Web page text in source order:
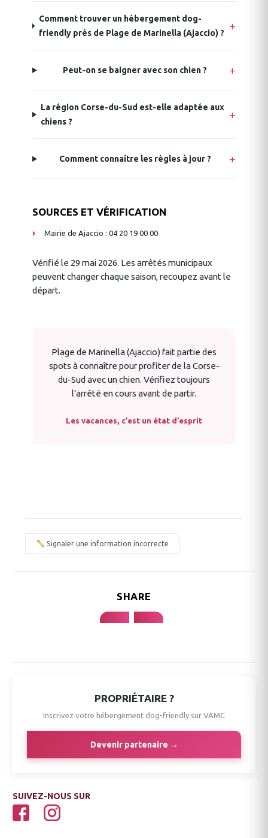
Comment trouver un hébergement dog-
friendly près de Plage de Marinella (Ajaccio) ?
Peut-on se baigner avec son chien ?
La région Corse-du-Sud est-elle adaptée aux
chiens ?
Comment connaître les règles à jour ?
SOURCES ET VÉRIFICATION
Mairie de Ajaccio : 04 20 19 00 00
Vérifié le 29 mai 2026. Les arrêtés municipaux
peuvent changer chaque saison, recoupez avant le
départ.
Plage de Marinella (Ajaccio) fait partie des
spots à connaître pour profiter de la Corse-
du-Sud avec un chien. Vérifiez toujours
l’arrêté en cours avant de partir.
Les vacances, c’est un état d’esprit
Signaler une information incorrecte
SHARE
PROPRIÉTAIRE ?
Inscrivez votre hébergement dog-friendly sur VAMC
Devenir partenaire →
SUIVEZ-NOUS SUR